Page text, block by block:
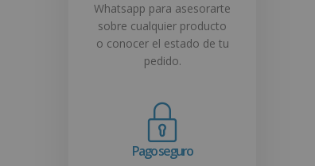
Whatsapp para asesorarte
sobre cualquier producto
o conocer el estado de tu
pedido.
Pago seguro